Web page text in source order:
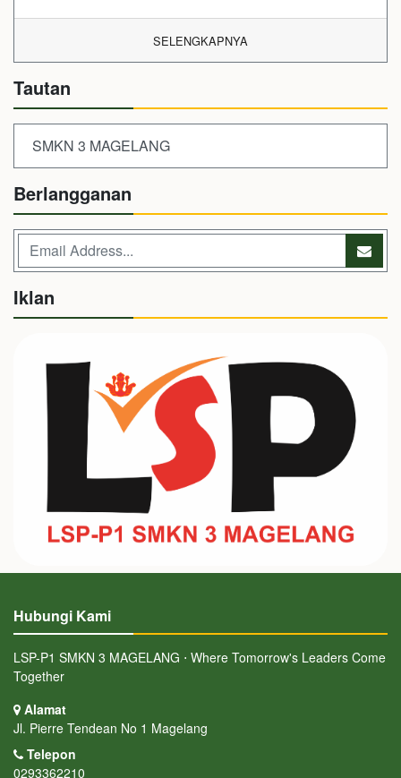
SELENGKAPNYA
Tautan
SMKN 3 MAGELANG
Berlangganan
Iklan
Hubungi Kami
LSP-P1 SMKN 3 MAGELANG ⋅ Where Tomorrow's Leaders Come
Together
Alamat
Jl. Pierre Tendean No 1 Magelang
Telepon
0293362210